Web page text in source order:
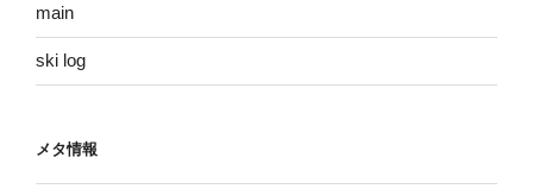
main
ski log
メタ情報